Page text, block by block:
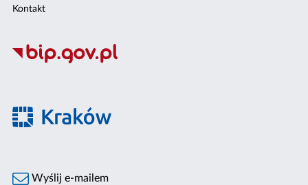
Kontakt
Wyślij e-mailem